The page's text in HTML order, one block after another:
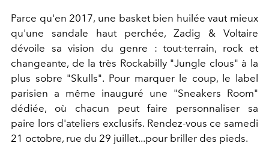
Parce qu'en 2017, une basket bien huilée vaut mieux
qu'une sandale haut perchée, Zadig & Voltaire
dévoile sa vision du genre : tout-terrain, rock et
changeante, de la très Rockabilly "Jungle clous" à la
plus sobre "Skulls". Pour marquer le coup, le label
parisien a même inauguré une "Sneakers Room"
dédiée, où chacun peut faire personnaliser sa
paire lors d'ateliers exclusifs. Rendez-vous ce samedi
21 octobre, rue du 29 juillet...pour briller des pieds.